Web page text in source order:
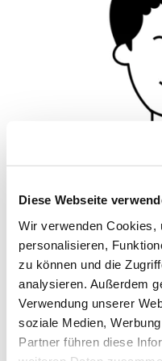
Diese Webseite
Wir verwenden Cookies,
personalisieren,
zu können und die
analysieren. Außerdem
Verwendung unserer
soziale Medien,
Partner führen diese
© Hochschule
Funktionen: Interne